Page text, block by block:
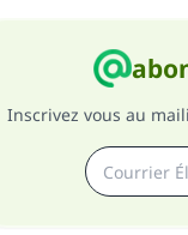
Inscrivez vous au